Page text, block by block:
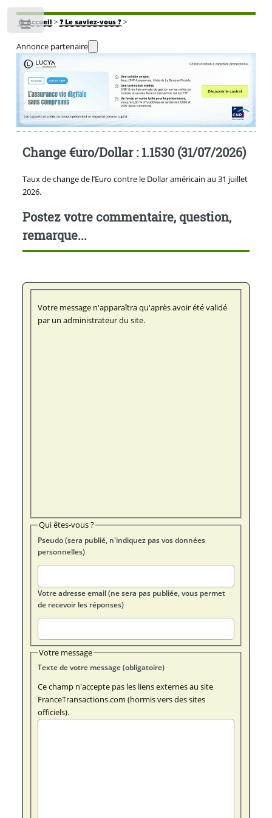
🏠Accueil > ❓ Le saviez-vous ?>
Annonce partenaire
Change €uro/Dollar : 1.1530 (31/07/2026)
Taux de change de l’Euro contre le Dollar américain au 31 juillet
2026.
Postez votre commentaire, question,
remarque...
Votre message n'apparaîtra qu'après avoir été validé
par un administrateur du site.
Qui êtes-vous ?
Pseudo (sera publié, n'indiquez pas vos données
personnelles)
Votre adresse email (ne sera pas publiée, vous permet
de recevoir les réponses)
Votre message
Texte de votre message (obligatoire)
Ce champ n'accepte pas les liens externes au site
FranceTransactions.com (hormis vers des sites
officiels).
Toggle